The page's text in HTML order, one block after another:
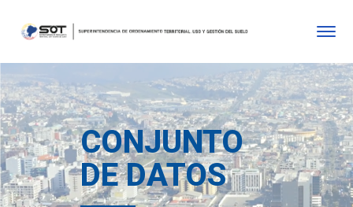
CONJUNTO
DE DATOS